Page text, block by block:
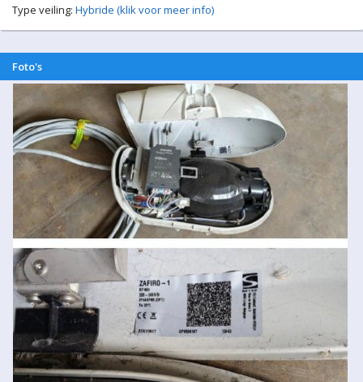
Type veiling: Hybride (klik voor meer info)
Foto's